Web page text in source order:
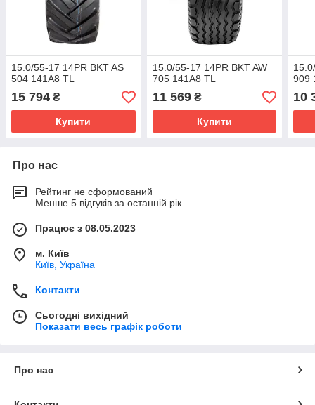
15.0/55-17 14PR BKT AS
504 141A8 TL
15 794 ₴
Купити
15.0/55-17 14PR BKT AW
705 141A8 TL
11 569₴
Купити
909
10
Про нас
Рейтинг не сформований
Менше 5 відгуків за останній рік
Працює з 08.05.2023
м. Київ
Київ, Україна
Контакти
Сьогодні вихідний
Показати весь графік роботи
Про нас